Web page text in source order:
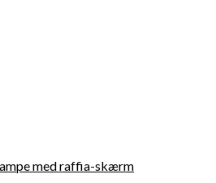
med raffia-skærm